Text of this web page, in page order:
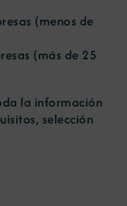
(menos de
(más de 25
la información
selección